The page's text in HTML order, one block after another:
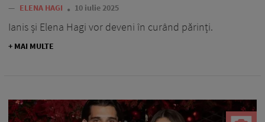
— ELENA HAGI 10 iulie 2025
Ianis și Elena Hagi vor deveni în curând părinți.
+ MAI MULTE